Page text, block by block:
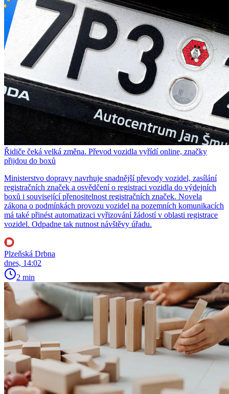
Řidiče čeká velká změna. Převod vozidla vyřídí online, značky
přijdou do boxů
Ministerstvo dopravy navrhuje snadnější převody vozidel, zasílání
registračních značek a osvědčení o registraci vozidla do výdejních
boxů i související přenositelnost registračních značek. Novela
zákona o podmínkách provozu vozidel na pozemních komunikacích
má také přinést automatizaci vyřizování žádostí v oblasti registrace
vozidel. Odpadne tak nutnost návštěvy úřadu.
Plzeňská Drbna
dnes, 14:02
2 min